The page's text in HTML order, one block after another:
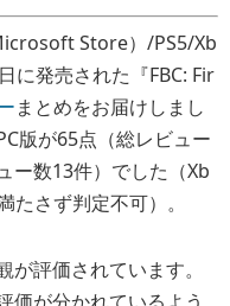
Store）/PS5/Xb
に発売された『FBC: Fir
まとめをお届けしまし
版が65点（総レビュー
ー数13件）でした（Xb
さず判定不可）。
評価されています。